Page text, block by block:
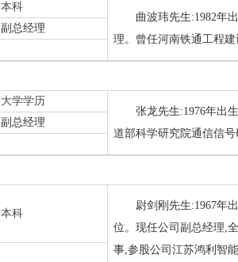
本科
曲波玮先生:1982年
理。曾任河南铁通工程
副总经理
大学学历
张龙先生:1976年出
道部科学研究院通信信
副总经理
本科
尉剑刚先生:1967年
位。现任公司副总经理,
事,参股公司江苏鸿利智